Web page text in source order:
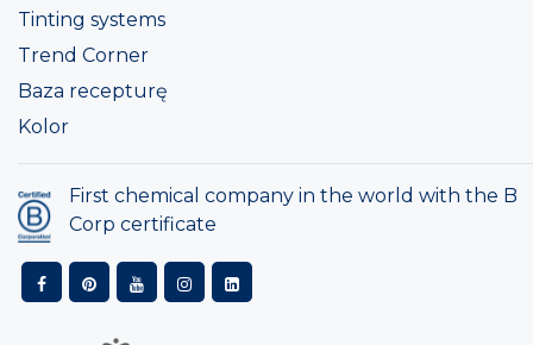
Tinting systems
Trend Corner
Baza recepturę
Kolor
First chemical company in the world with the B
Corp certificate